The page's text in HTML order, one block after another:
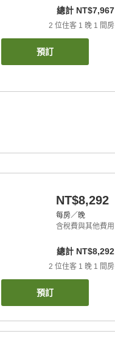
總計 NT$7,967
2 位住客 1 晚 1 間房
預訂
NT$8,292
每房／晚
含稅費與其他費用
總計 NT$8,292
2 位住客 1 晚 1 間房
預訂